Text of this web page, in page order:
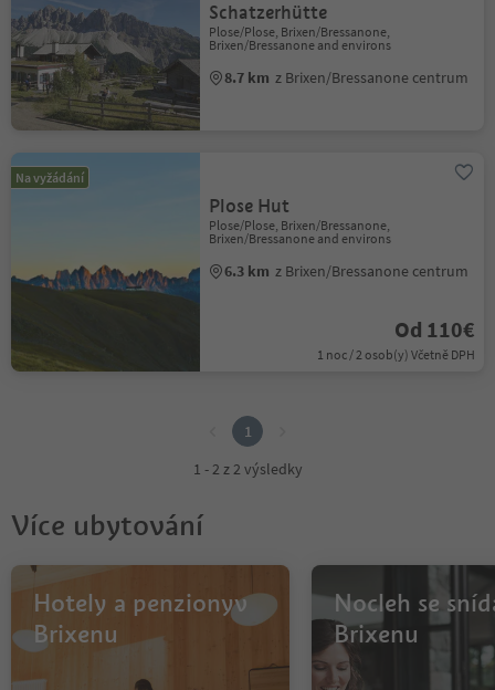
Schatzerhütte
Plose/Plose, Brixen/Bressanone,
Brixen/Bressanone and environs
8.7 km z Brixen/Bressanone centrum
Na vyžádání
Plose Hut
Plose/Plose, Brixen/Bressanone,
Brixen/Bressanone and environs
6.3 km z Brixen/Bressanone centrum
Od 110€
1 noc / 2 osob(y) Včetně DPH
1
1 - 2 z 2 výsledky
Více ubytování
Hotely a penzionyv
Brixenu
Nocleh se
Brixenu